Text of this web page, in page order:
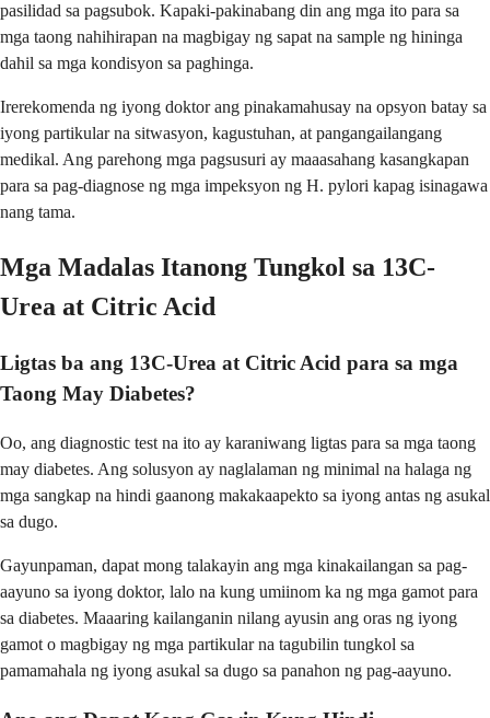
pasilidad sa pagsubok. Kapaki-pakinabang din ang mga ito para sa
mga taong nahihirapan na magbigay ng sapat na sample ng hininga
dahil sa mga kondisyon sa paghinga.
Irerekomenda ng iyong doktor ang pinakamahusay na opsyon batay sa
iyong partikular na sitwasyon, kagustuhan, at pangangailangang
medikal. Ang parehong mga pagsusuri ay maaasahang kasangkapan
para sa pag-diagnose ng mga impeksyon ng H. pylori kapag isinagawa
nang tama.
Mga Madalas Itanong Tungkol sa 13C-
Urea at Citric Acid
Ligtas ba ang 13C-Urea at Citric Acid para sa mga
Taong May Diabetes?
Oo, ang diagnostic test na ito ay karaniwang ligtas para sa mga taong
may diabetes. Ang solusyon ay naglalaman ng minimal na halaga ng
mga sangkap na hindi gaanong makakaapekto sa iyong antas ng asukal
sa dugo.
Gayunpaman, dapat mong talakayin ang mga kinakailangan sa pag-
aayuno sa iyong doktor, lalo na kung umiinom ka ng mga gamot para
sa diabetes. Maaaring kailanganin nilang ayusin ang oras ng iyong
gamot o magbigay ng mga partikular na tagubilin tungkol sa
pamamahala ng iyong asukal sa dugo sa panahon ng pag-aayuno.